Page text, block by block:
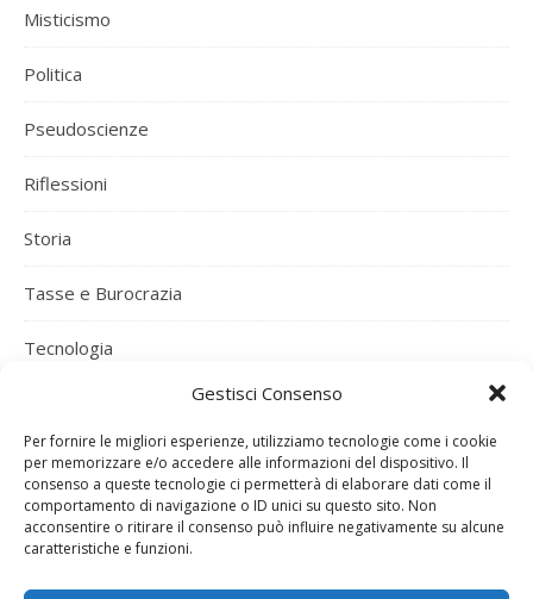
Gestisci Consenso
Per fornire le migliori esperienze, utilizziamo tecnologie come i cookie
per memorizzare e/o accedere alle informazioni del dispositivo. Il
consenso a queste tecnologie ci permetterà di elaborare dati come il
comportamento di navigazione o ID unici su questo sito. Non
acconsentire o ritirare il consenso può influire negativamente su alcune
caratteristiche e funzioni.
Misticismo
Politica
Pseudoscienze
Riflessioni
Storia
Tasse e Burocrazia
Tecnologia
Varie ed Eventuali
Vino e Vigna